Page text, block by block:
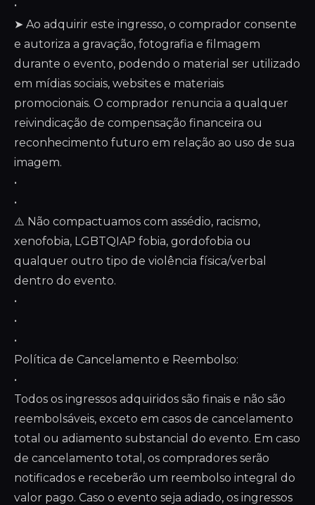
•
➤ Ao adquirir este ingresso, o comprador consente
e autoriza a gravação, fotografia e filmagem
durante o evento, podendo o material ser utilizado
em mídias sociais, websites e materiais
promocionais. O comprador renuncia a qualquer
reivindicação de compensação financeira ou
reconhecimento futuro em relação ao uso de sua
imagem.
•
•
⚠️ Não compactuamos com assédio, racismo,
xenofobia, LGBTQIAP fobia, gordofobia ou
qualquer outro tipo de violência física/verbal
dentro do evento.
•
•
•
Política de Cancelamento e Reembolso:
•
Todos os ingressos adquiridos são finais e não são
reembolsáveis, exceto em casos de cancelamento
total ou adiamento substancial do evento. Em caso
de cancelamento total, os compradores serão
notificados e receberão um reembolso integral do
valor pago. Caso o evento seja adiado, os ingressos